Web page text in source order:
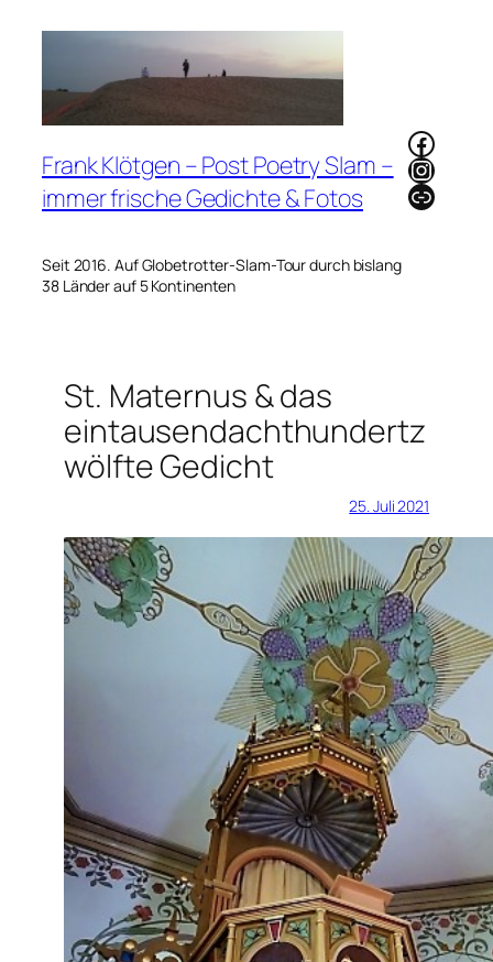
Frank Klötgen – Post Poetry Slam –
immer frische Gedichte & Fotos
Seit 2016. Auf Globetrotter-Slam-Tour durch bislang
38 Länder auf 5 Kontinenten
Link
St. Maternus & das
eintausendachthundertz
wölfte Gedicht
25. Juli 2021